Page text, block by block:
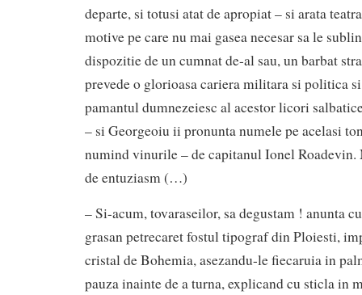
departe, si totusi atat de apropiat – si arata
motive pe care nu mai gasea necesar sa le
dispozitie de un cumnat de-al sau, un barbat
prevede o glorioasa cariera militara si politica si
pamantul dumnezeiesc al acestor licori
– si Georgeoiu ii pronunta numele pe acelasi
numind vinurile – de capitanul Ionel
de entuziasm (…)
– Si-acum, tovaraseilor, sa degustam ! anunta
grasan petrecaret fostul tipograf din Ploiesti,
cristal de Bohemia, asezandu-le fiecaruia in
pauza inainte de a turna, explicand cu sticla in